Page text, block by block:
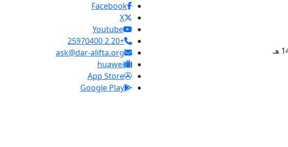
Facebook
X
Youtube
+20 2 25970400
ask@dar-alifta.org
huawei
App Store
Google Play